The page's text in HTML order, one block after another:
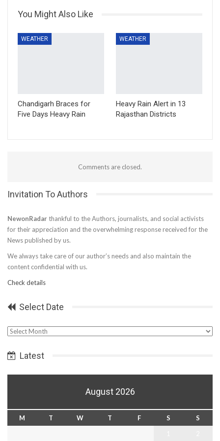
You Might Also Like
WEATHER
Chandigarh Braces for
Five Days Heavy Rain
WEATHER
Heavy Rain Alert in 13
Rajasthan Districts
Comments are closed.
Invitation To Authors
NewonRadar thankful to the Authors, journalists, and social activists
for their appreciation and the overwhelming response received for the
News published by us.
We always take care of our author’s needs and also maintain the
content confidential with us.
Check details
Select Date
Select
Latest
August 2026
M T W T F S
S